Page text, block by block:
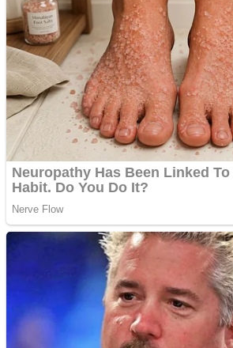
Anchetă incendiară la
Gherla, polițist acuzat de
abuz în serviciu
Covid-19: 755 de cazuri
noi în România
Răcitor de apă CW5000
pentru freze cu laser fără
Răcitor de apă CW5000
pentru freze cu laser fără
metale